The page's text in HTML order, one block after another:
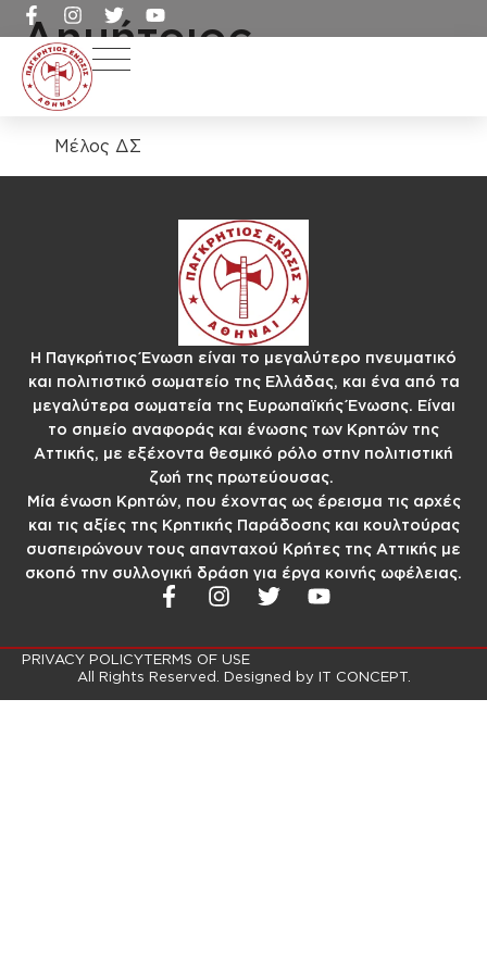
Δημήτριος
Βεργάκης
Μέλος ΔΣ
Η Παγκρήτιος Ένωση είναι το μεγαλύτερο πνευματικό
και πολιτιστικό σωματείο της Ελλάδας, και ένα από τα
μεγαλύτερα σωματεία της Ευρωπαϊκής Ένωσης. Είναι
το σημείο αναφοράς και ένωσης των Κρητών της
Αττικής, με εξέχοντα θεσμικό ρόλο στην πολιτιστική
ζωή της πρωτεύουσας.
Μία ένωση Κρητών, που έχοντας ως έρεισμα τις αρχές
και τις αξίες της Κρητικής Παράδοσης και κουλτούρας
συσπειρώνουν τους απανταχού Κρήτες της Αττικής με
σκοπό την συλλογική δράση για έργα κοινής ωφέλειας.
All Rights Reserved. Designed by IT CONCEPT.
PRIVACY POLICYTERMS OF USE